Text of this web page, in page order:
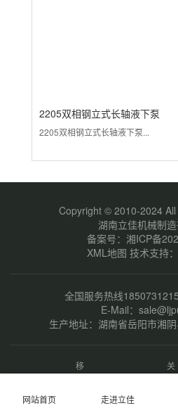
2205双相钢立式长轴液下泵
2205双相钢立式长轴液下泵...
Copyright © 2010-2024
湖南立佳机械制
备案号： 湘ICP备
XML地图 技术支持：
全国服务热线
E-Mail：
生产地址：湖南省岳阳市湘
移
关
网站首页 走进立佳